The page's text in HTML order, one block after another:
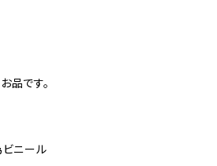
品です。
ニール